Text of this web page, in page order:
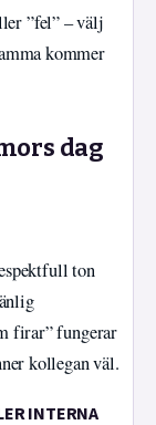
”fel” – välj
kommer
dag
ton
firar” fungerar
kollegan väl.
INTERNA